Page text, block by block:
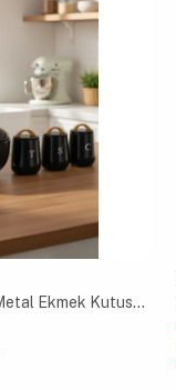
Akayev Retro Bambu Metal Ekmek Kutusu ve 3'lü Saklama Kabı Black